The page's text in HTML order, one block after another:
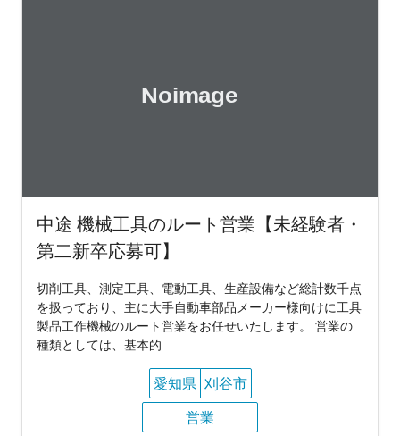
中途 機械工具のルート営業【未経験者・
第二新卒応募可】
切削工具、測定工具、電動工具、生産設備など総計数千点
を扱っており、主に大手自動車部品メーカー様向けに工具
製品工作機械のルート営業をお任せいたします。 営業の
種類としては、基本的
愛知県 刈谷市
営業